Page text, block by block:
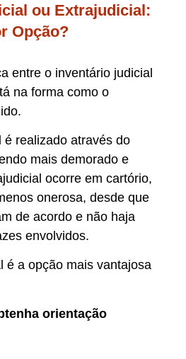
ou Extrajudicial:
Opção?
entre o inventário judicial
na forma como o
é realizado através do
mais demorado e
ocorre em cartório,
onerosa, desde que
de acordo e não haja
envolvidos.
é a opção mais vantajosa
orientação